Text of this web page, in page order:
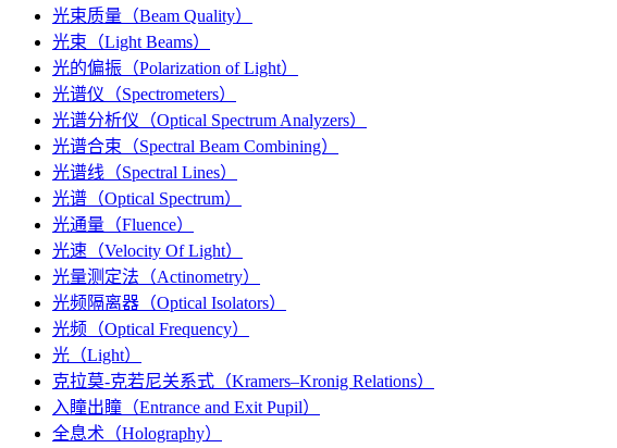
光束质量（Beam Quality）
光束（Light Beams）
光的偏振（Polarization of Light）
光谱仪（Spectrometers）
光谱分析仪（Optical Spectrum Analyzers）
光谱合束（Spectral Beam Combining）
光谱线（Spectral Lines）
光谱（Optical Spectrum）
光通量（Fluence）
光速（Velocity Of Light）
光量测定法（Actinometry）
光频隔离器（Optical Isolators）
光频（Optical Frequency）
光（Light）
克拉莫-克若尼关系式（Kramers–Kronig Relations）
入瞳出瞳（Entrance and Exit Pupil）
全息术（Holography）